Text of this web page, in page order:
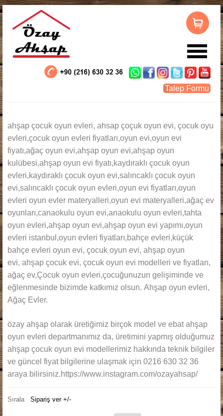
Talep Formu
ahşap çocuk oyun evleri, ahsap çoçuk oyun evi, çocuk oyu
evleri,çocuk oyun evleri fiyatları,oyun evi,oyun evi
fiyatı,ağaç oyun evi,ahşap oyun evi,ahşap oyun
kulübesi,ahşap oyun evi fiyatı,kaydıraklı çocuk oyun
evleri,kaydıraklı çocuk oyun evi,salıncaklı çocuk oyun
evi,salıncaklı çocuk oyun evleri,oyun evi fiyatları,oyun
evleri oyun evler materyalleri,oyun evi materyalleri,ağaç ev
oyunları,canaokulu oyun evi,anaokulu oyun evleri,tahta
oyun evleri,ahşap oyun evi,ahşap oyun evi yapımı,oyun
evleri istanbul,oyun evleri fiyatları,bahçe evleri,küçük
bahçe evleri oyun evi, çocuk oyun evi, ahşap oyun
evi, ahşap çocuk evi, çocuk oyun evi modelleri ve fiyatları,
ağaç ev,Çocuk oyun evleri,çocuğunuzun gelişiminde ve
eğlenmesinde bizimde katkımız olsun. Ahşap oyun evleri,
Ağaç Evler.
özay ahşap olarak üretiğimiz birçok model ve ebat ahşap
oyun evleri departmanımız da, üretimini yapmış olduğumuz
ahşap çocuk oyun evi modellerimiz hakkında teknik bilgiler
ve güncel fiyat bilgilerine ulaşmak için 0216 630 32 36
araya bilirsiniz.https://www.instagram.com/ozayahsap/
Sırala Sipariş ver +/-
LOG INOR REGISTER
Parola
Beni Hatırla
Parolanızı mı unuttunuz?
Kullanıcı adınızı mı unuttunuz?